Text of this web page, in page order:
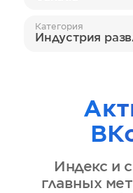
Категория
Индустрия
Индекс и
главных